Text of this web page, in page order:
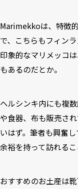
Marimekkoは、特徴
で、こちらもフィン
印象的なマリメッコ
もあるのだとか。
ヘルシンキ内にも複
や食器、布も販売さ
いはず。筆者も興奮
余裕を持って訪れるこ
おすすめのお土産は